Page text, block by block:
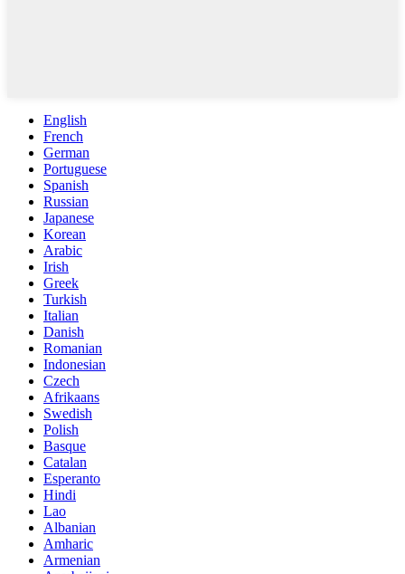
English
French
German
Portuguese
Spanish
Russian
Japanese
Korean
Arabic
Irish
Greek
Turkish
Italian
Danish
Romanian
Indonesian
Czech
Afrikaans
Swedish
Polish
Basque
Catalan
Esperanto
Hindi
Lao
Albanian
Amharic
Armenian